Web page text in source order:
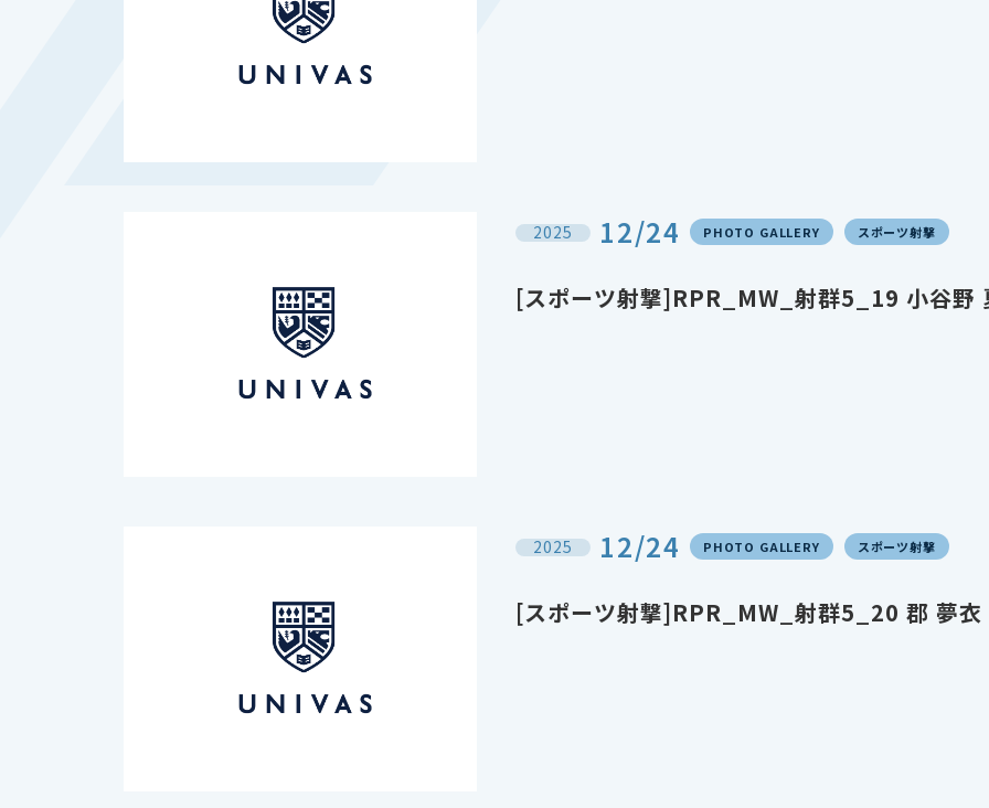
2025 12/24 PHOTO GALLERY スポーツ射撃
[スポーツ射撃]RPR_MW_射群5_19 小谷野
2025 12/24 PHOTO GALLERY スポーツ射撃
[スポーツ射撃]RPR_MW_射群5_20 郡 夢衣